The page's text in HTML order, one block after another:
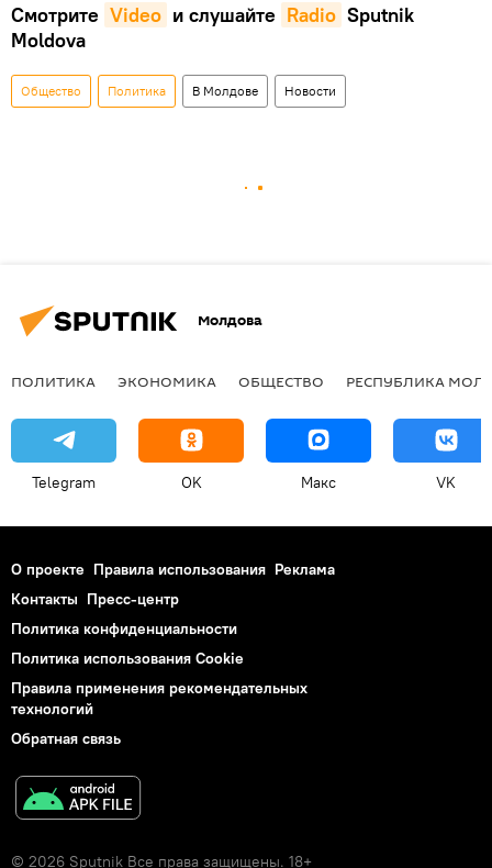
Смотрите Video и слушайте Radio Sputnik
Moldova
Общество Политика В Молдове Новости
Молдова
ПОЛИТИКА ЭКОНОМИКА ОБЩЕСТВО РЕСПУБЛИКА
Telegram OK Макс VK
О проекте Правила использования Реклама
Контакты Пресс-центр
Политика конфиденциальности
Политика использования Cookie
Правила применения рекомендательных
технологий
Обратная связь
© 2026 Sputnik Все права защищены. 18+